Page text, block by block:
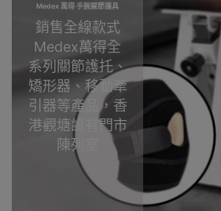
Medex 萬得 手腕關節護具
銷售全線款式
Medex萬得全
系列關節護托、
矯形器、移動牽
引器等產品，香
港觀塘設有門市
陳列室
萬得
於
1999年在香港